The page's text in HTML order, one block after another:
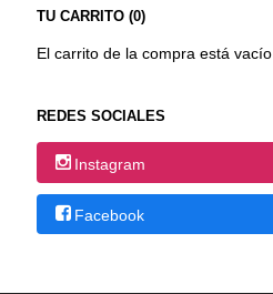
TU CARRITO (0)
El carrito de la compra está vacío
REDES SOCIALES
Instagram
Facebook